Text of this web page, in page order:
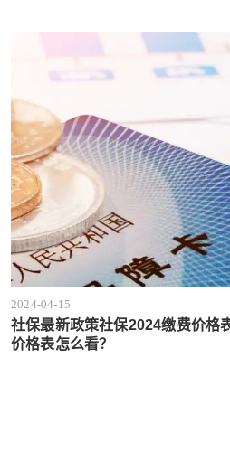
2024-04-15
社保最新政策社保2024缴费价格
价格表怎么看？